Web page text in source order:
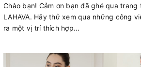
Chào bạn! Cảm ơn bạn đã ghé qua
LAHAVA. Hãy thử xem qua những công
ra một vị trí thích hợp...